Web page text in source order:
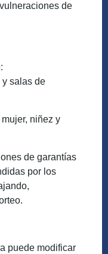
de
salas de
niñez y
de garantías
por los
puede modificar